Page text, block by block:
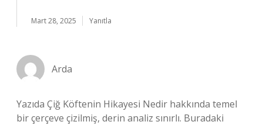
Mart 28, 2025 Yanıtla
Arda
Yazıda Çiğ Köftenin Hikayesi Nedir hakkında temel
bir çerçeve çizilmiş, derin analiz sınırlı. Buradaki